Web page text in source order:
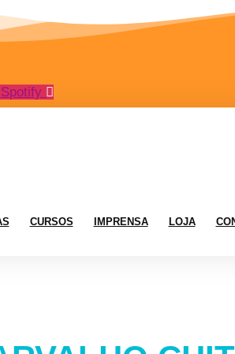
Spotify
CURSOS IMPRENSA LOJA